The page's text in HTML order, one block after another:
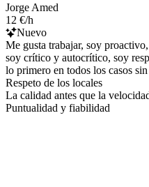
Jorge Amed
12 €/h
Nuevo
Me gusta trabajar, soy
soy crítico y autocrítico, soy
lo primero en todos los casos
Respeto de los locales
La calidad antes que la
Puntualidad y fiabilidad